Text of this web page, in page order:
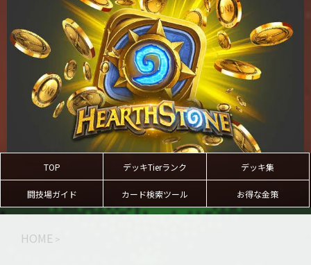
TOP デッキTierランク デッキ集
闘技場ガイド カード検索ツール お得な金策
HOME >